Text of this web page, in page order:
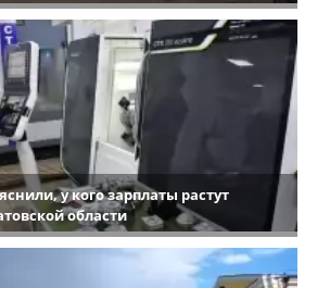
у кого зарплаты растут
области